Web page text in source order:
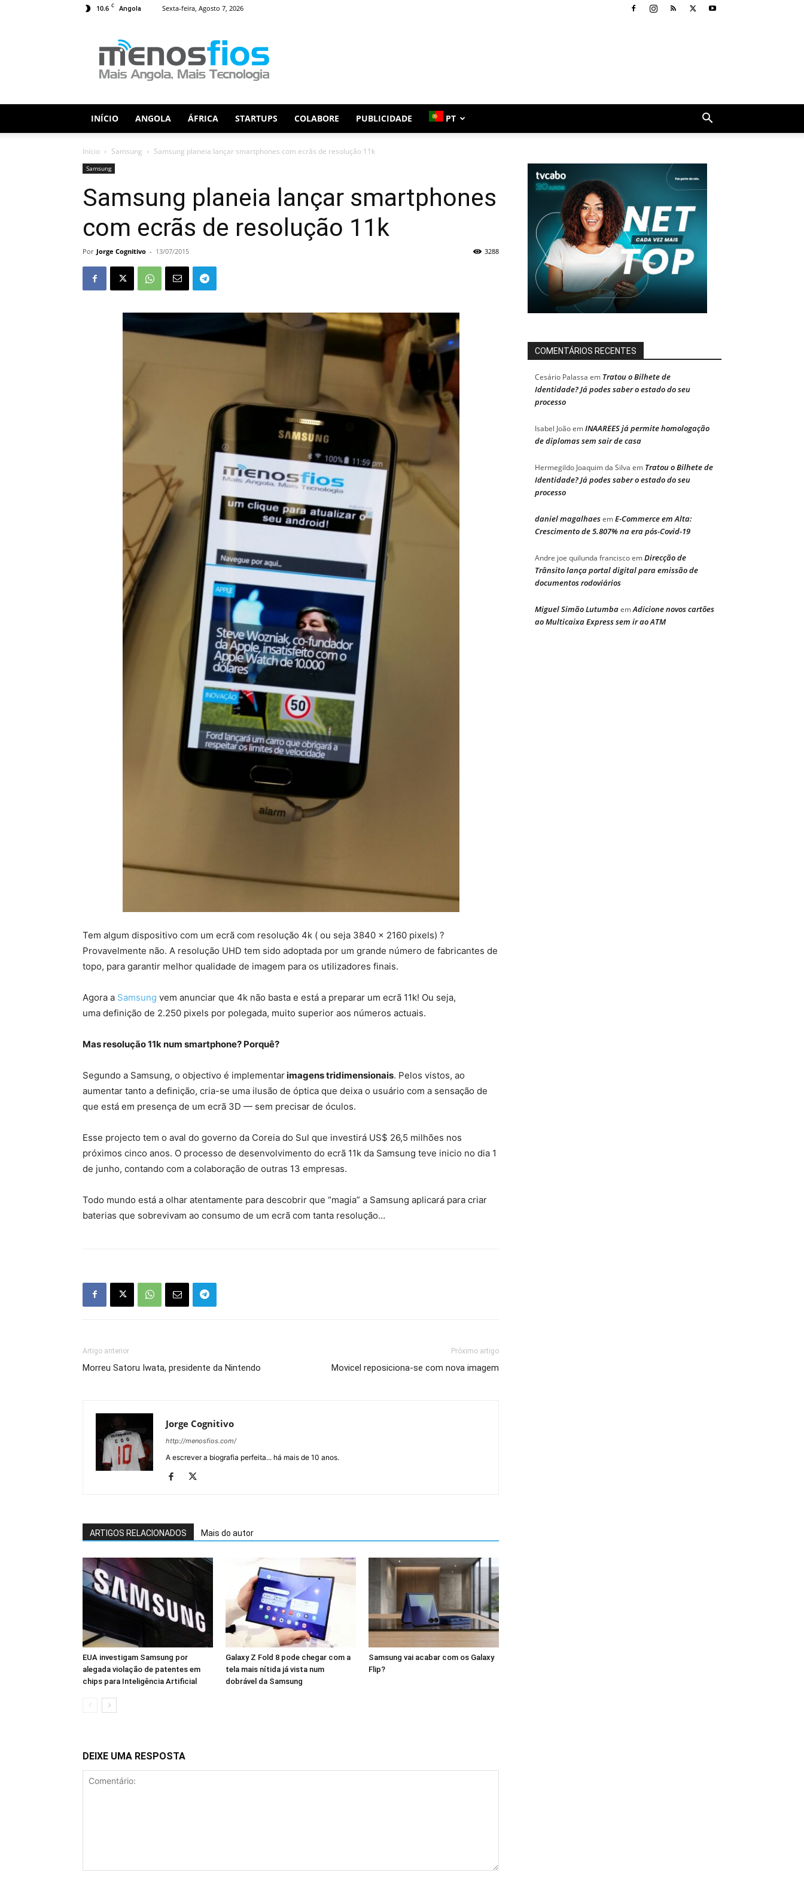
10.6 C Angola Sexta-feira, Agosto 7, 2026
Fios
INÍCIO ANGOLA ÁFRICA STARTUPS COLABORE PUBLICIDADE PT
Início Samsung Samsung planeia lançar smartphones com ecrãs de resolução 11k
Samsung
Samsung planeia lançar smartphones
com ecrãs de resolução 11k
Por Jorge Cognitivo - 13/07/2015 3288
Tem algum dispositivo com um ecrã com resolução 4k ( ou seja 3840 × 2160 pixels) ?
Provavelmente não. A resolução UHD tem sido adoptada por um grande número de fabricantes de
topo, para garantir melhor qualidade de imagem para os utilizadores finais.
Agora a Samsung vem anunciar que 4k não basta e está a preparar um ecrã 11k! Ou seja,
uma definição de 2.250 pixels por polegada, muito superior aos números actuais.
Mas resolução 11k num smartphone? Porquê?
Segundo a Samsung, o objectivo é implementarimagens tridimensionais. Pelos vistos, ao
aumentar tanto a definição, cria-se uma ilusão de óptica que deixa o usuário com a sensação de
que está em presença de um ecrã 3D — sem precisar de óculos.
Esse projecto tem o aval do governo da Coreia do Sul que investirá US$ 26,5 milhões nos
próximos cinco anos. O processo de desenvolvimento do ecrã 11k da Samsung teve inicio no dia 1
de junho, contando com a colaboração de outras 13 empresas.
Todo mundo está a olhar atentamente para descobrir que “magia” a Samsung aplicará para criar
baterias que sobrevivam ao consumo de um ecrã com tanta resolução…
Artigo anterior
Morreu Satoru Iwata, presidente da Nintendo
Próximo artigo
Movicel reposiciona-se com nova imagem
Jorge Cognitivo
http://menosfios.com/
A escrever a biografia perfeita... há mais de 10 anos.
ARTIGOS RELACIONADOS Mais do autor
EUA investigam Samsung por
alegada violação de patentes em
chips para Inteligência Artificial
Galaxy Z Fold 8 pode chegar com a
tela mais nítida já vista num
dobrável da Samsung
Samsung vai acabar com os Galaxy
Flip?
DEIXE UMA RESPOSTA
COMENTÁRIOS RECENTES
Cesário Palassa em Tratou o Bilhete de
Identidade? Já podes saber o estado do seu
processo
Isabel JoãoemINAAREES já permite homologação
de diplomas sem sair de casa
Hermegildo Joaquim da Silva em Tratou o Bilhete de
Identidade? Já podes saber o estado do seu
processo
daniel magalhaesemE-Commerce em Alta:
Crescimento de 5.807% na era pós-Covid-19
Andre joe quilunda franciscoemDirecção de
Trânsito lança portal digital para emissão de
documentos rodoviários
Miguel Simão LutumbaemAdicione novos cartões
ao Multicaixa Express sem ir ao ATM